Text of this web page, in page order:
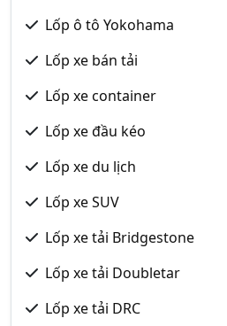
Lốp ô tô Yokohama
Lốp xe bán tải
Lốp xe container
Lốp xe đầu kéo
Lốp xe du lịch
Lốp xe SUV
Lốp xe tải Bridgestone
Lốp xe tải Doubletar
Lốp xe tải DRC